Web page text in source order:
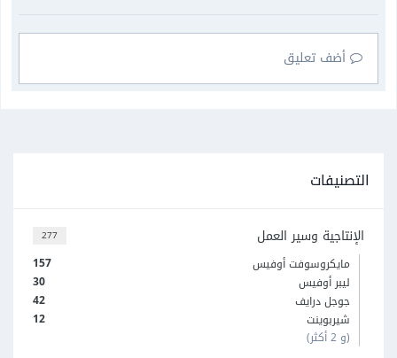
أضف تعليق
التصنيفات
277 الإنتاجية وسير العمل
157
مايكروسوفت أوفيس
30
ليبر أوفيس
42
جوجل درايف
12
شيربوينت
(و 2 أكثر)